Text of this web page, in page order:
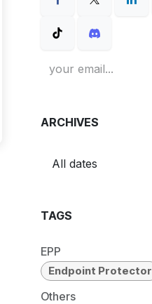
ARCHIVES
TAGS
EPP
Endpoint Protector
Others